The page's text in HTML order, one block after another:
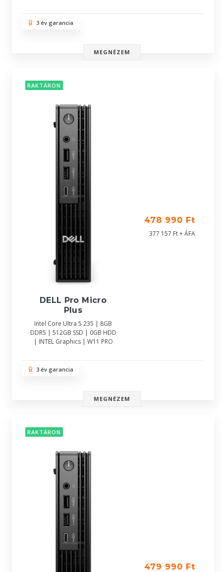
3 év garancia
MEGNÉZEM
RAKTÁRON
DELL Pro Micro
Plus
Intel Core Ultra 5 235 | 8GB
DDR5 | 512GB SSD | 0GB HDD
| INTEL Graphics | W11 PRO
478 990 Ft
377 157 Ft + ÁFA
3 év garancia
MEGNÉZEM
RAKTÁRON
479 990 Ft